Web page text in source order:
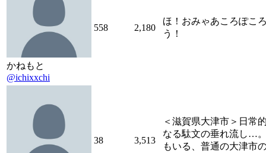
かねもと
@ichixxchi
558 2,180
ほ！おみゃあころぽこ
う！
38 3,513
＜滋賀県大津市＞日常
なる駄文の垂れ流し…
もいる、普通の大津市